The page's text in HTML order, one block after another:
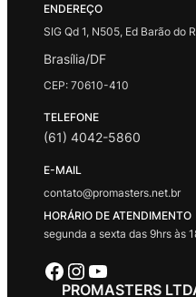
ENDEREÇO
SIG Qd 1, N505, Ed Barão do
Brasília/DF
CEP: 70610-410
TELEFONE
(61) 4042-5860
E-MAIL
contato@promasters.net.br
HORÁRIO DE ATENDIMENTO
segunda a sexta das 9hrs às
Facebook Instagram Youtube
PROMASTERS